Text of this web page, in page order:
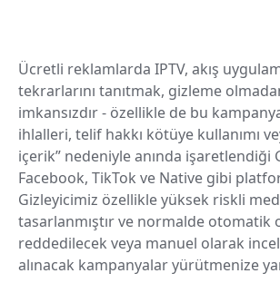
Ücretli reklamlarda IPTV, akış
tekrarlarını tanıtmak, gizleme
imkansızdır - özellikle de bu
ihlalleri, telif hakkı kötüye kullanımı
içerik” nedeniyle anında işaretlendiği
Facebook, TikTok ve Native gibi
Gizleyicimiz özellikle yüksek riskli
tasarlanmıştır ve normalde otomatik
reddedilecek veya manuel olarak
alınacak kampanyalar yürütmenize